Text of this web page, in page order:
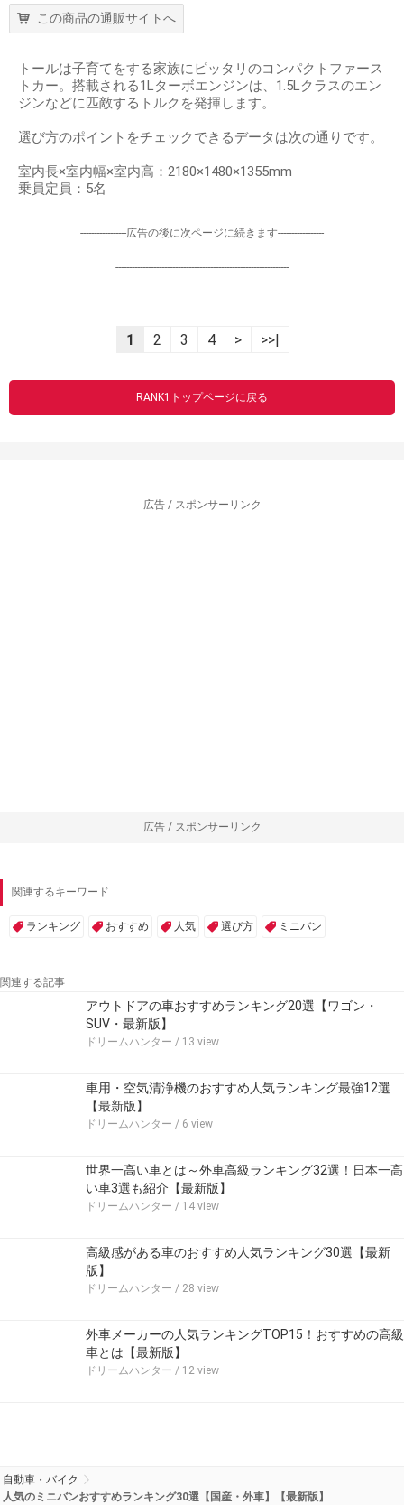
この商品の通販サイトへ
トールは子育てをする家族にピッタリのコンパクトファース
トカー。搭載される1Lターボエンジンは、1.5Lクラスのエン
ジンなどに匹敵するトルクを発揮します。
選び方のポイントをチェックできるデータは次の通りです。
室内長×室内幅×室内高：2180×1480×1355mm
乗員定員：5名
-----------------広告の後に次ページに続きます-----------------
----------------------------------------------------------------
1 2 3 4 > >>|
RANK1トップページに戻る
広告 / スポンサーリンク
広告 / スポンサーリンク
関連するキーワード
ランキング おすすめ 人気 選び方 ミニバン
関連する記事
アウトドアの車おすすめランキング20選【ワゴン・
SUV・最新版】
ドリームハンター / 13 view
車用・空気清浄機のおすすめ人気ランキング最強12選
【最新版】
ドリームハンター / 6 view
世界一高い車とは～外車高級ランキング32選！日本一高
い車3選も紹介【最新版】
ドリームハンター / 14 view
高級感がある車のおすすめ人気ランキング30選【最新
版】
ドリームハンター / 28 view
外車メーカーの人気ランキングTOP15！おすすめの高級
車とは【最新版】
ドリームハンター / 12 view
自動車・バイク
人気のミニバンおすすめランキング30選【国産・外車】【最新版】